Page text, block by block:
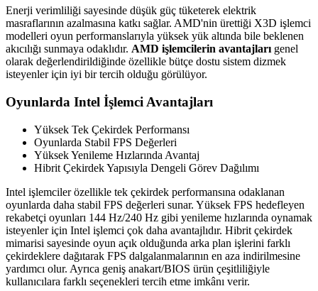
Enerji verimliliği sayesinde düşük güç tüketerek elektrik
masraflarının azalmasına katkı sağlar. AMD'nin ürettiği X3D işlemci
modelleri oyun performanslarıyla yüksek yük altında bile beklenen
akıcılığı sunmaya odaklıdır. AMD işlemcilerin avantajları genel
olarak değerlendirildiğinde özellikle bütçe dostu sistem dizmek
isteyenler için iyi bir tercih olduğu görülüyor.
Oyunlarda Intel İşlemci Avantajları
Yüksek Tek Çekirdek Performansı
Oyunlarda Stabil FPS Değerleri
Yüksek Yenileme Hızlarında Avantaj
Hibrit Çekirdek Yapısıyla Dengeli Görev Dağılımı
Intel işlemciler özellikle tek çekirdek performansına odaklanan
oyunlarda daha stabil FPS değerleri sunar. Yüksek FPS hedefleyen
rekabetçi oyunları 144 Hz/240 Hz gibi yenileme hızlarında oynamak
isteyenler için Intel işlemci çok daha avantajlıdır. Hibrit çekirdek
mimarisi sayesinde oyun açık olduğunda arka plan işlerini farklı
çekirdeklere dağıtarak FPS dalgalanmalarının en aza indirilmesine
yardımcı olur. Ayrıca geniş anakart/BIOS ürün çeşitliliğiyle
kullanıcılara farklı seçenekleri tercih etme imkânı verir.